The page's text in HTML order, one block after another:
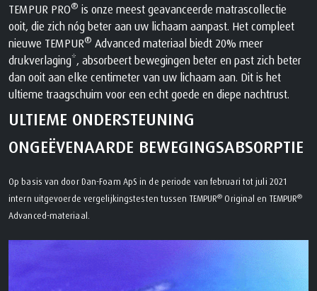
TEMPUR PRO® is onze meest geavanceerde matrascollectie
ooit, die zich nóg beter aan uw lichaam aanpast. Het compleet
nieuwe TEMPUR® Advanced materiaal biedt 20% meer
drukverlaging*, absorbeert bewegingen beter en past zich beter
dan ooit aan elke centimeter van uw lichaam aan. Dit is het
ultieme traagschuim voor een echt goede en diepe nachtrust.
ULTIEME ONDERSTEUNING
ONGEËVENAARDE BEWEGINGSABSORPTIE
Op basis van door Dan-Foam ApS in de periode van februari tot juli 2021
intern uitgevoerde vergelijkingstesten tussen TEMPUR® Original en TEMPUR®
Advanced-materiaal.